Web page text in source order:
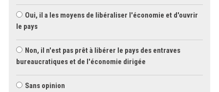
Oui, il a les moyens de libéraliser l'économie et d'ouvrir
le pays
Non, il n'est pas prêt à libérer le pays des entraves
bureaucratiques et de l'économie dirigée
Sans opinion